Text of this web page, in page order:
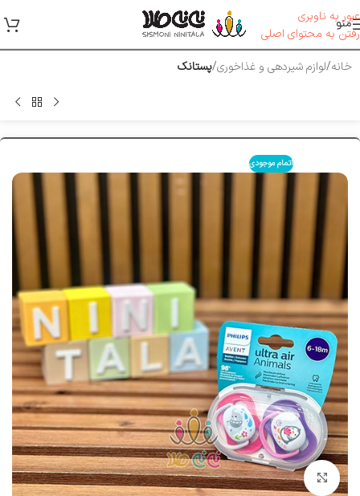
عبور به ناوبری
رفتن به محتوای اصلی
منو
خانه لوازم شیر‌دهی و غذاخوری پستانک
اتمام موجودی
بزرگنمایی تصویر